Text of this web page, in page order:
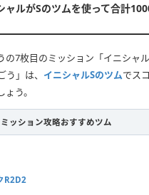
ャルがSのツムを使って合計
の7枚目のミッション「イニシャ
」は、 イニシャルSのツムでス
う。
ミッション攻略おすすめツム
R2D2